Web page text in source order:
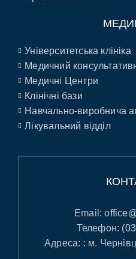
Університетська клініка
Медичний
Медичні Центри
Клінічні бази
Навчально-виробнича
Лікувальний відділ
Email:
Телефон:
Адреса: : м.